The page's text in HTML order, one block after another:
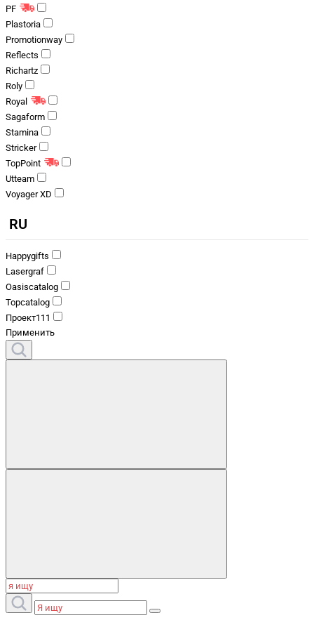
PF
Plastoria
Promotionway
Reflects
Richartz
Roly
Royal
Sagaform
Stamina
Stricker
TopPoint
Utteam
Voyager XD
RU
Happygifts
Lasergraf
Oasiscatalog
Topcatalog
Проект111
Применить